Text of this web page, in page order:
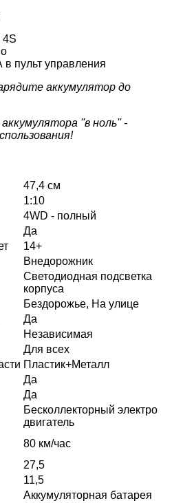
4S
в пульт управления
аккумулятор до
''в ноль'' -
47,4 см
1:10
4WD - полный
Да
14+
Внедорожник
Светодиодная подсветка
корпуса
Бездорожье, На улице
Да
Независимая
Для всех
Пластик+Металл
Да
Да
Бесколлекторный электро
двигатель
80 км/час
27,5
11,5
Аккумуляторная батарея